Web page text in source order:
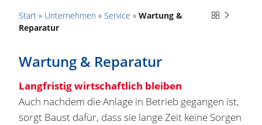
Start » Unternehmen » Service » Wartung &
Reparatur
Wartung & Reparatur
Langfristig wirtschaftlich bleiben
Auch nachdem die Anlage in Betrieb gegangen ist,
sorgt Baust dafür, dass sie lange Zeit keine Sorgen